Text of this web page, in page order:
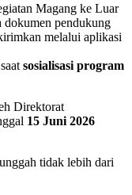
Magang ke Luar
dokumen pendukung
melalui aplikasi
sosialisasi program
Direktorat
15 Juni 2026
tidak lebih dari